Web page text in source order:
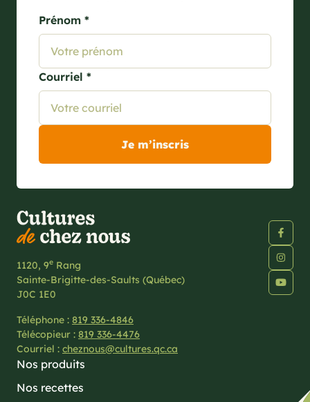
Prénom *
Courriel *
1120, 9e Rang
Sainte-Brigitte-des-Saults (Québec)
J0C 1E0
Téléphone : 819 336-4846
Télécopieur : 819 336-4476
Courriel : cheznous@cultures.qc.ca
Nos produits
Nos recettes